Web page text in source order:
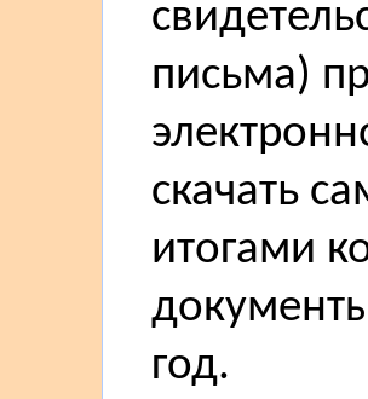
письма)
скачать
итогами
год.